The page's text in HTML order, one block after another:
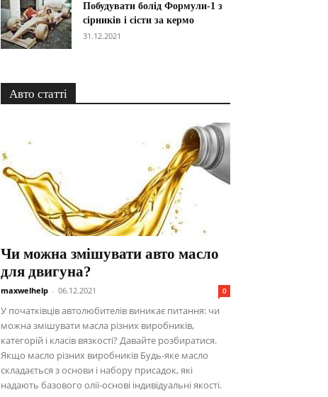
Побудувати болід Формули-1 з
сірників і сісти за кермо
31.12.2021
Авто статті
Чи можна змішувати авто масло
для двигуна?
maxwelhelp - 06.12.2021 0
У початківців автолюбителів виникає питання: чи
можна змішувати масла різних виробників,
категорій і класів вязкості? Давайте розбиратися.
Якщо масло різних виробників Будь-яке масло
складається з основи і набору присадок, які
надають базового олії-основі індивідуальні якості.